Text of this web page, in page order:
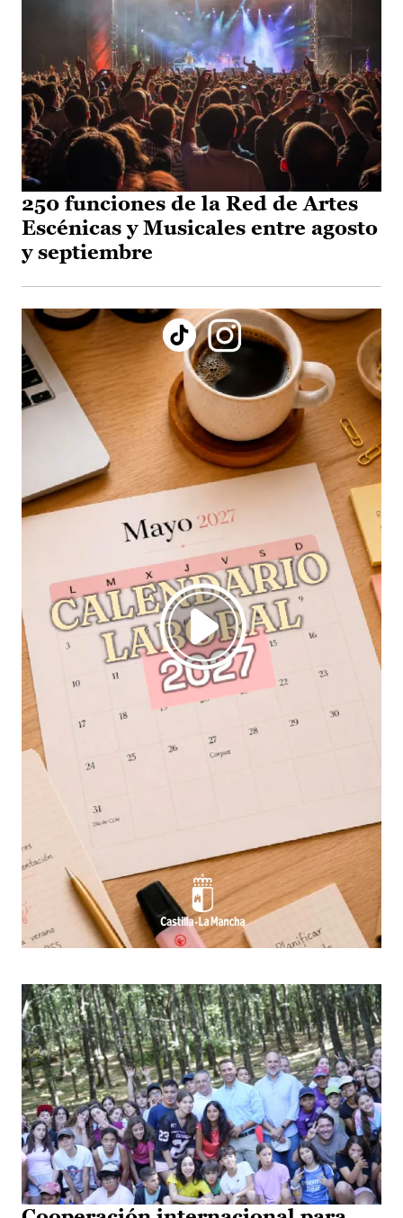
250 funciones de la Red de Artes
Escénicas y Musicales entre agosto
y septiembre